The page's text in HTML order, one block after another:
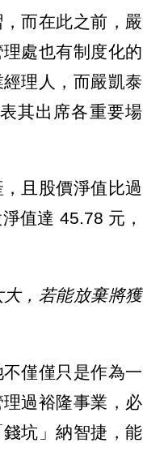
而在此之前，嚴
處也有制度化的
理人，而嚴凱泰
其出席各重要場
且股價淨值比過
值達 45.78 元，
，若能放棄將獲
僅僅只是作為一
過裕隆事業，必
坑」納智捷，能